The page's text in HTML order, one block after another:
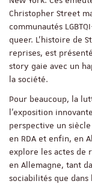
Christopher Street
communautés
queer. L’histoire de
reprises, est
story gaie avec un
la société.
Pour beaucoup, la
l’exposition
perspective un
en RDA et enfin, en
explore les actes de
en Allemagne, tant
sociabilités que